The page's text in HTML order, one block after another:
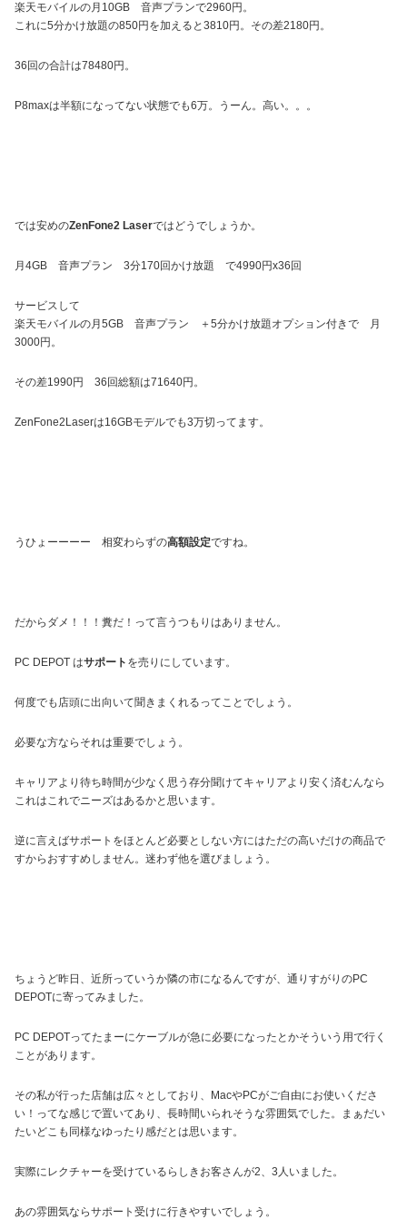
楽天モバイルの月10GB 音声プランで2960円。
これに5分かけ放題の850円を加えると3810円。その差2180円。
36回の合計は78480円。
P8maxは半額になってない状態でも6万。うーん。高い。。。
では安めのZenFone2 Laserではどうでしょうか。
月4GB 音声プラン 3分170回かけ放題 で4990円x36回
サービスして
楽天モバイルの月5GB 音声プラン ＋5分かけ放題オプション付きで 月
3000円。
その差1990円 36回総額は71640円。
ZenFone2Laserは16GBモデルでも3万切ってます。
うひょーーーー 相変わらずの高額設定ですね。
だからダメ！！！糞だ！って言うつもりはありません。
PC DEPOT はサポート を売りにしています。
何度でも店頭に出向いて聞きまくれるってことでしょう。
必要な方ならそれは重要でしょう。
キャリアより待ち時間が少なく思う存分聞けてキャリアより安く済むんなら
これはこれでニーズはあるかと思います。
逆に言えばサポートをほとんど必要としない方にはただの高いだけの商品で
すからおすすめしません。迷わず他を選びましょう。
ちょうど昨日、近所っていうか隣の市になるんですが、通りすがりのPC
DEPOTに寄ってみました。
PC DEPOTってたまーにケーブルが急に必要になったとかそういう用で行く
ことがあります。
その私が行った店舗は広々としており、MacやPCがご自由にお使いくださ
い！ってな感じで置いてあり、長時間いられそうな雰囲気でした。まぁだい
たいどこも同様なゆったり感だとは思います。
実際にレクチャーを受けているらしきお客さんが2、3人いました。
あの雰囲気ならサポート受けに行きやすいでしょう。